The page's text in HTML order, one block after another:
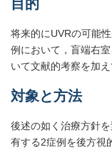
目的
将来的にUVRの可能
例において，盲端右
いて文献的考察を加え
対象と方法
後述の如く治療方針
有する2症例を後方視